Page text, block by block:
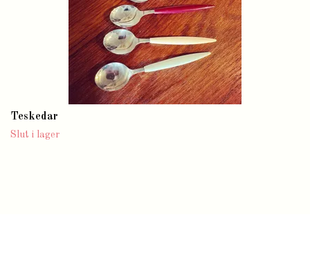
Teskedar
Slut i lager